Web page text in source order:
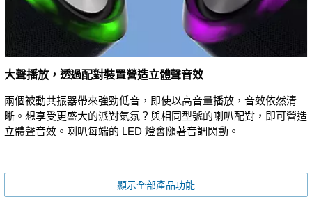
大聲播放，透過配對裝置營造立體聲音效
兩個被動共振器帶來強勁低音，即使以高音量播放，音效依然清
晰。想享受更盛大的派對氣氛？與相同型號的喇叭配對，即可營造
立體聲音效。喇叭每端的 LED 燈會隨著音調閃動。
顯示全部產品功能